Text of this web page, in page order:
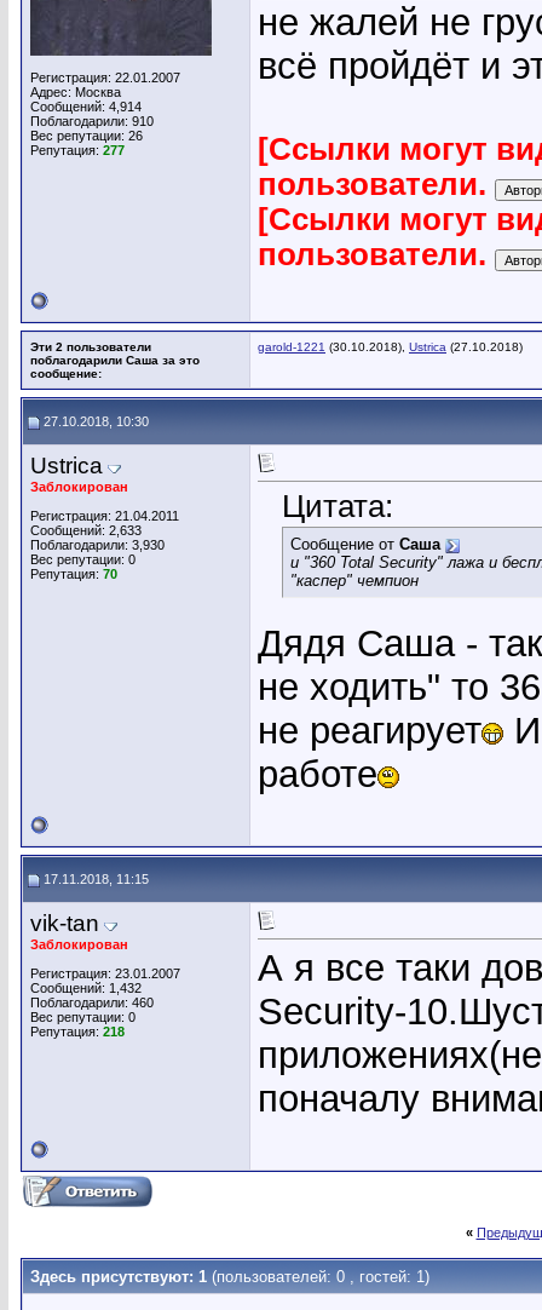
Регистрация: 22.01.2007
Адрес: Москва
Сообщений: 4,914
Поблагодарили: 910
Вес репутации: 26
Репутация: 277
не жалей не
всё пройдёт и
[Ссылки могут
пользователи.
[Ссылки могут
пользователи.
Эти 2 пользователи
поблагодарили Саша за это
сообщение:
garold-1221 (30.10.2018), Ustrica (27.10.2018)
27.10.2018, 10:30
Ustrica
Заблокирован
Регистрация: 21.04.2011
Сообщений: 2,633
Поблагодарили: 3,930
Вес репутации: 0
Репутация: 70
Цитата:
Сообщение от Саша
и "360 Total Security" лажа и
"каспер" чемпион
Дядя Саша -
не ходить" то
не реагирует
работе
17.11.2018, 11:15
vik-tan
Заблокирован
Регистрация: 23.01.2007
Сообщений: 1,432
Поблагодарили: 460
Вес репутации: 0
Репутация: 218
А я все таки
Security-
поначалу
«
Здесь присутствуют: 1 (пользователей: 0 , гостей: 1)